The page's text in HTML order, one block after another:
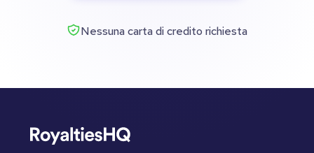
Nessuna carta di credito richiesta